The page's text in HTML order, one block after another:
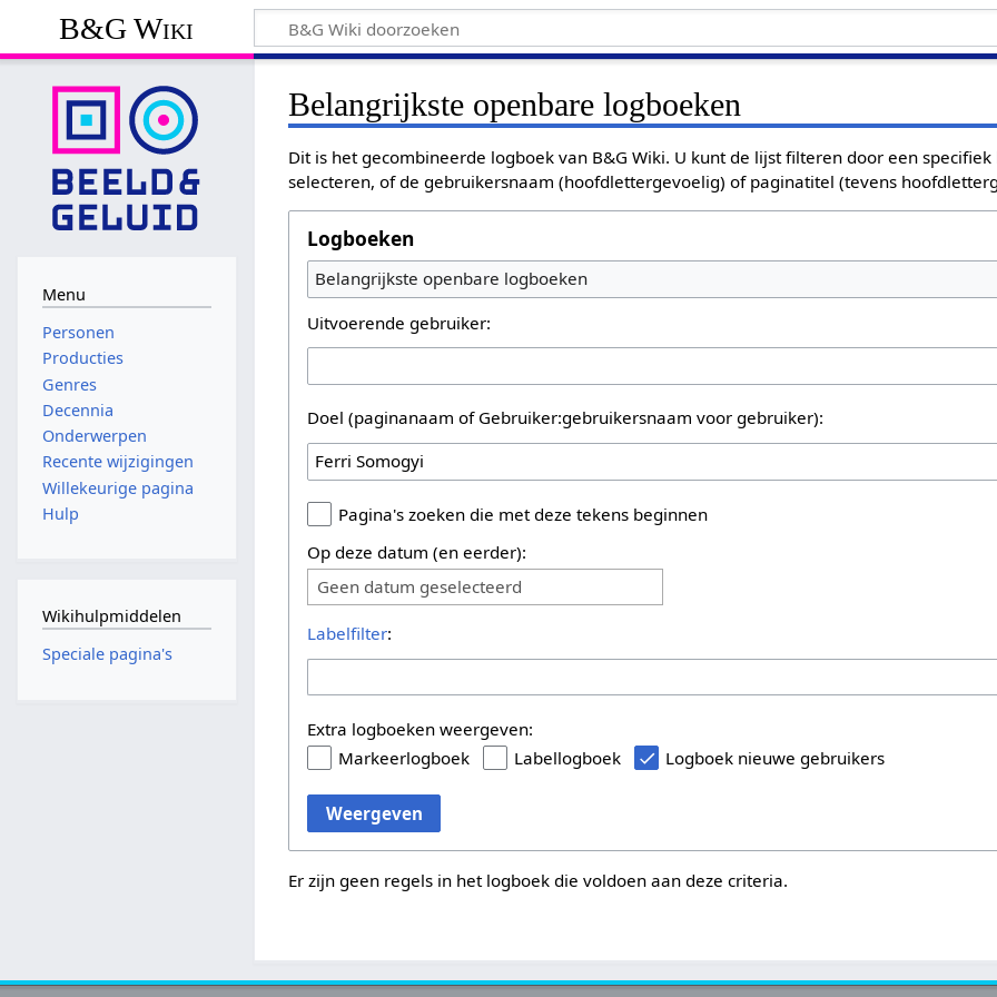
B&G Wiki
Belangrijkste openbare logboeken
Dit is het gecombineerde logboek van B&G Wiki. U kunt de lijst filteren door een
selecteren, of de gebruikersnaam (hoofdlettergevoelig) of paginatitel (tevens
Logboeken
Belangrijkste openbare logboeken
Uitvoerende gebruiker:
Doel (paginanaam of Gebruiker:gebruikersnaam voor gebruiker):
Pagina's zoeken die met deze tekens beginnen
Op deze datum (en eerder):
Geen datum geselecteerd
Labelfilter:
Extra logboeken weergeven:
Markeerlogboek
Labellogboek Logboek nieuwe gebruikers
Weergeven
Er zijn geen regels in het logboek die voldoen aan deze criteria.
Menu
Personen
Producties
Genres
Decennia
Onderwerpen
Recente wijzigingen
Willekeurige pagina
Hulp
Wikihulpmiddelen
Speciale pagina's